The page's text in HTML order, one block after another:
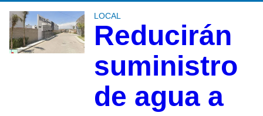
LOCAL
Reducirán
suministro
de agua a